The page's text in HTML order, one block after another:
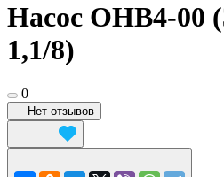
Насос ОНВ4-00
1,1/8)
0
Нет отзывов